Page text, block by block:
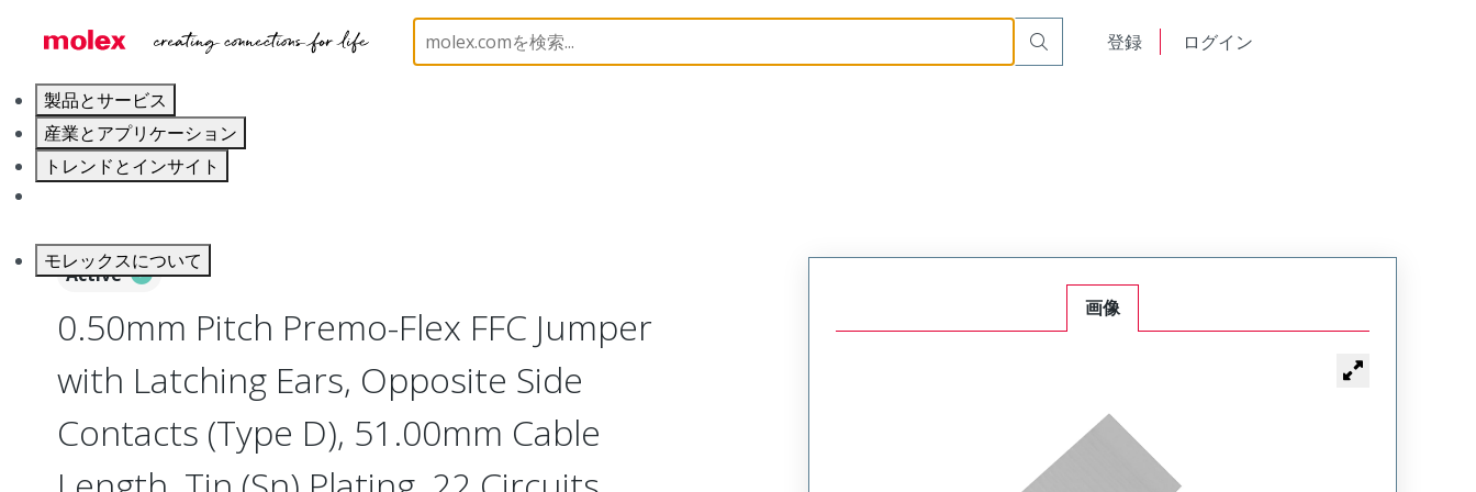
登録 ログイン
製品とサービス
産業とアプリケーション
トレンドとインサイト
モレックスについて
Flat-Flexible Cable (FFC) 15466 154661222
Active
0.50mm Pitch Premo-Flex FFC Jumper
with Latching Ears, Opposite Side
Contacts (Type D), 51.00mm Cable
画像